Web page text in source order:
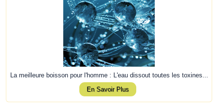
La meilleure boisson pour l'homme : L'eau dissout toutes les toxines...
En Savoir Plus